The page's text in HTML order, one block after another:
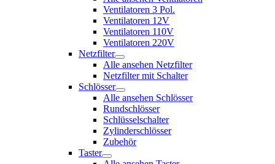
Ventilatoren 3 Pol.
Ventilatoren 12V
Ventilatoren 110V
Ventilatoren 220V
Netzfilter
Alle ansehen Netzfilter
Netzfilter mit Schalter
Schlösser
Alle ansehen Schlösser
Rundschlösser
Schlüsselschalter
Zylinderschlösser
Zubehör
Taster